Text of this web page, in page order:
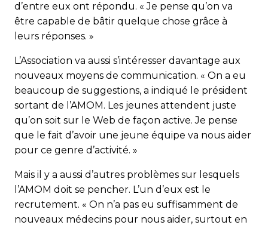
d’entre eux ont ré­pondu. « Je pense qu’on va
être capable de bâtir quelque chose grâce à
leurs réponses. »
L’Association va aussi s’intéresser davantage aux
nouveaux moyens de communication. « On a eu
beaucoup de suggestions, a indiqué le président
sortant de l’AMOM. Les jeunes attendent juste
qu’on soit sur le Web de façon active. Je pense
que le fait d’avoir une jeune équipe va nous aider
pour ce genre d’activité. »
Mais il y a aussi d’autres problèmes sur lesquels
l’AMOM doit se pencher. L’un d’eux est le
recrutement. « On n’a pas eu suffisamment de
nouveaux médecins pour nous aider, surtout en